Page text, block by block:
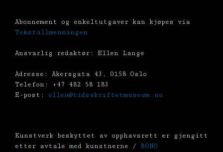
Abonnement og enkeltutgaver kan kjøpes via
Tekstallmenningen
Ansvarlig redaktør: Ellen Lange
Adresse: Akersgata 43, 0158 Oslo
Telefon: +47 482 58 183
E-post: ellen@tidsskriftetmuseum.no
Kunstverk beskyttet av opphavsrett er gjengitt
etter avtale med kunstnerne / BONO